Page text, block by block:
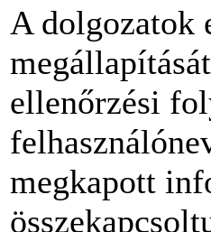
A dolgozatok
ellenőrzési
megkapott